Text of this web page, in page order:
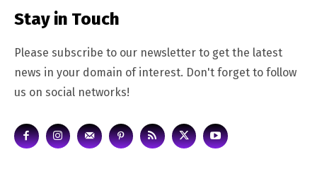
Stay in Touch
Please subscribe to our newsletter to get the latest
news in your domain of interest. Don't forget to follow
us on social networks!